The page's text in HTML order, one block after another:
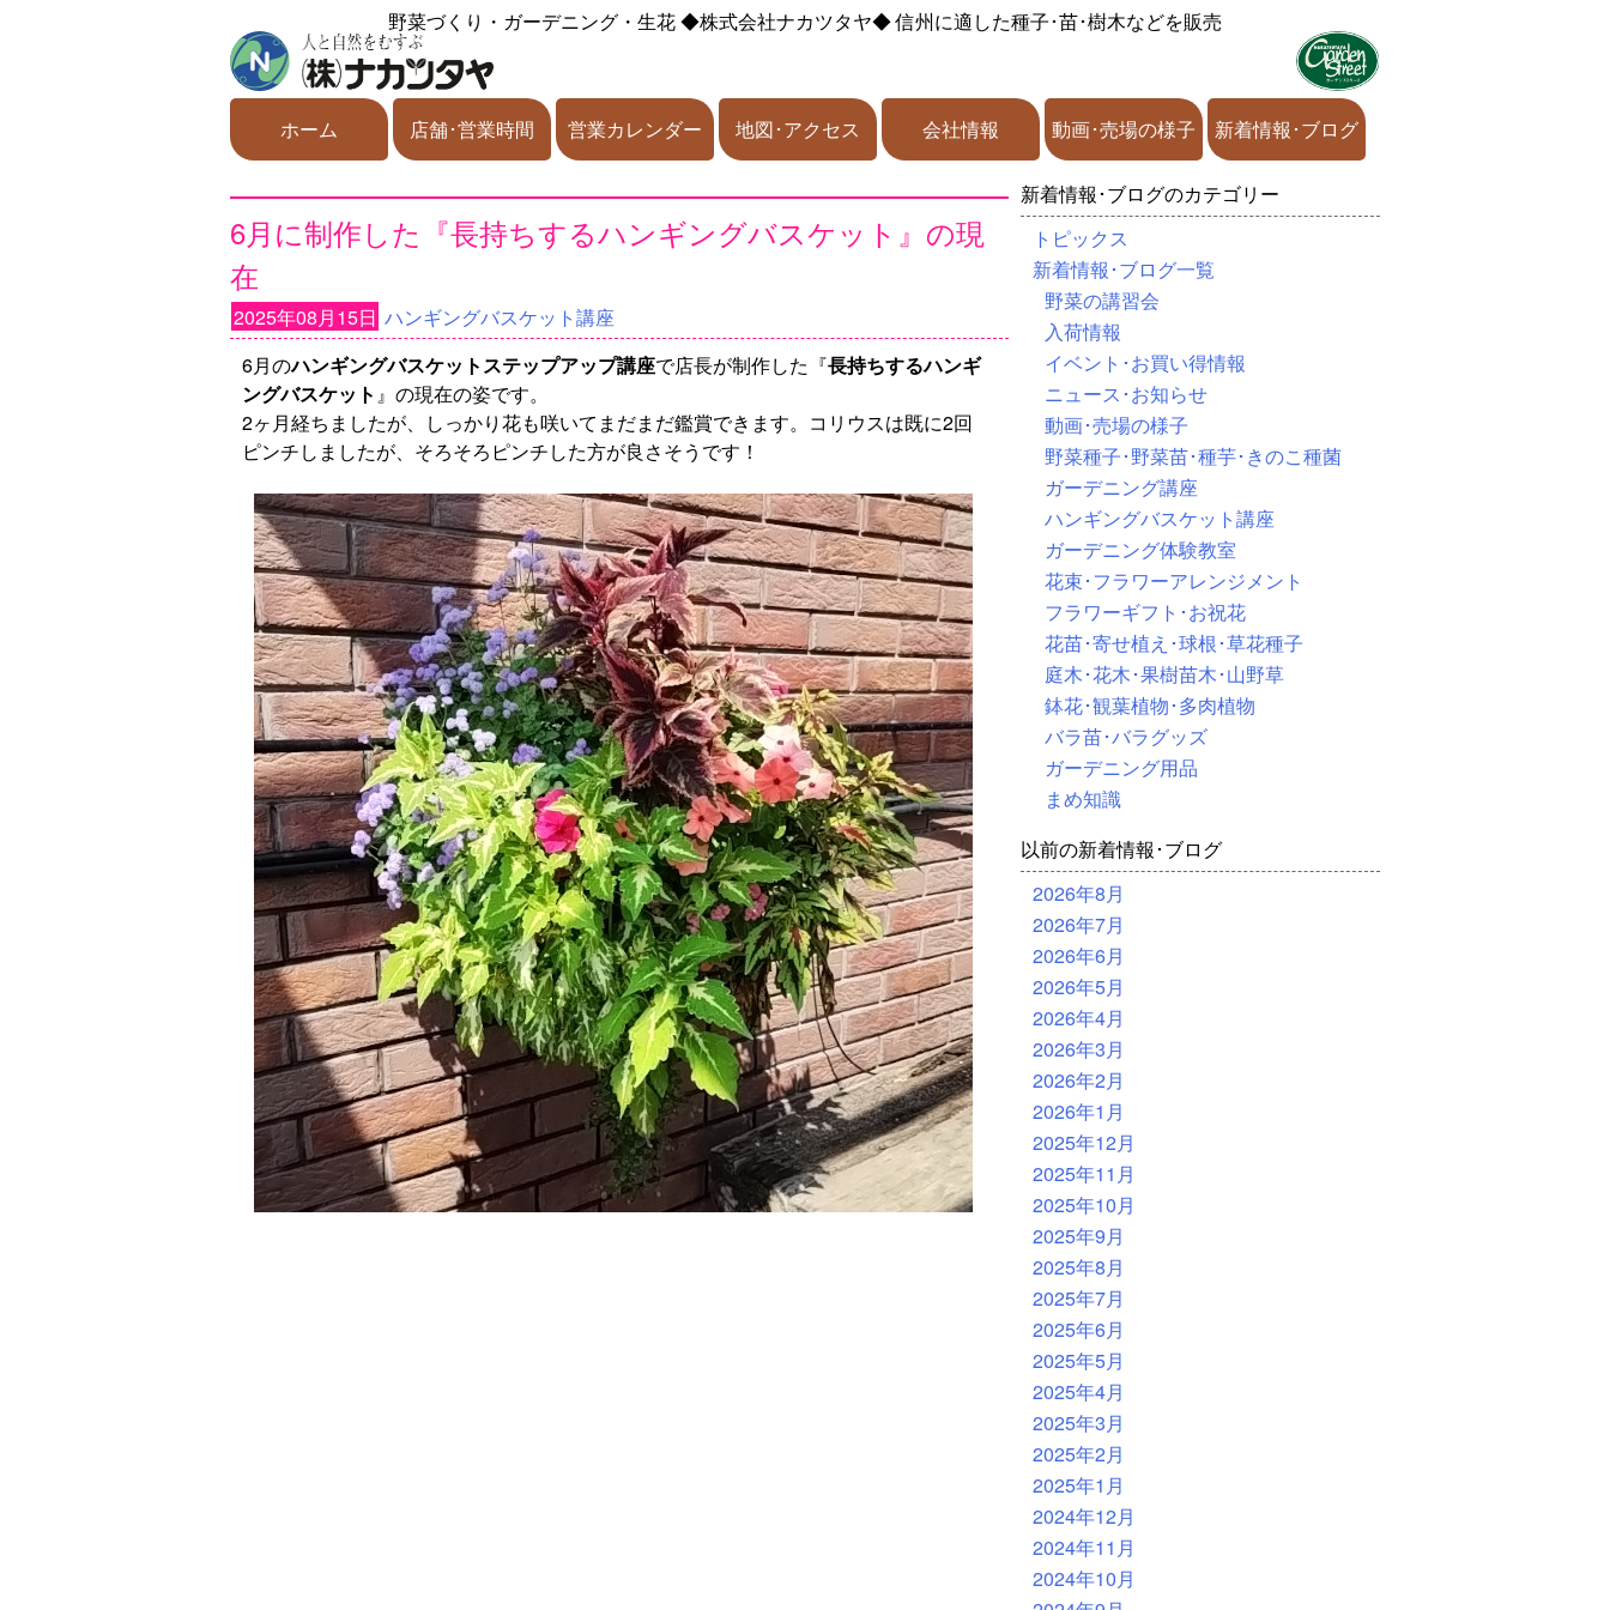
野菜づくり・ガーデニング・生花◆株式会社ナカツタヤ◆信州に適した種子･苗･樹木などを販売
ホーム 店舗･営業時間 営業カレンダー 地図･アクセス 会社情報 動画･売場の様子 新着情報･ブログ
6月に制作した『長持ちするハンギングバスケット』の現
在
2025年08月15日 ハンギングバスケット講座
6月のハンギングバスケットステップアップ講座で店長が制作した『長持ちするハンギ
ングバスケット 』の現在の姿です。
2ヶ月経ちましたが、しっかり花も咲いてまだまだ鑑賞できます。コリウスは既に2回
ピンチしましたが、そろそろピンチした方が良さそうです！
新着情報･ブログのカテゴリー
トピックス
新着情報･ブログ一覧
野菜の講習会
入荷情報
イベント･お買い得情報
ニュース･お知らせ
動画･売場の様子
野菜種子･野菜苗･種芋･きのこ種菌
ガーデニング講座
ハンギングバスケット講座
ガーデニング体験教室
花束･フラワーアレンジメント
フラワーギフト･お祝花
花苗･寄せ植え･球根･草花種子
庭木･花木･果樹苗木･山野草
鉢花･観葉植物･多肉植物
バラ苗･バラグッズ
ガーデニング用品
まめ知識
以前の新着情報･ブログ
2026年8月
2026年7月
2026年6月
2026年5月
2026年4月
2026年3月
2026年2月
2026年1月
2025年12月
2025年11月
2025年10月
2025年9月
2025年8月
2025年7月
2025年6月
2025年5月
2025年4月
2025年3月
2025年2月
2025年1月
2024年12月
2024年11月
2024年10月